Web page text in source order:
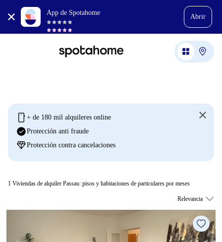
App de Spotahome
Abrir
mobile + de 180 mil alquileres online
check_circleProtección anti fraude
diamondProtección contra cancelaciones
1 Viviendas de alquiler Passau: pisos y habitaciones de particulares por meses